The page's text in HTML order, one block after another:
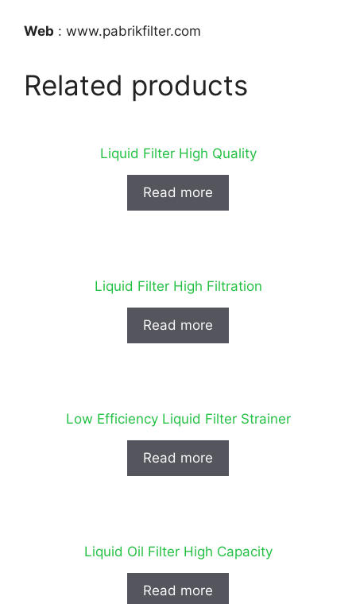
Web : www.pabrikfilter.com
Related products
Liquid Filter High Quality
Read more
Liquid Filter High Filtration
Read more
Low Efficiency Liquid Filter Strainer
Read more
Liquid Oil Filter High Capacity
Read more